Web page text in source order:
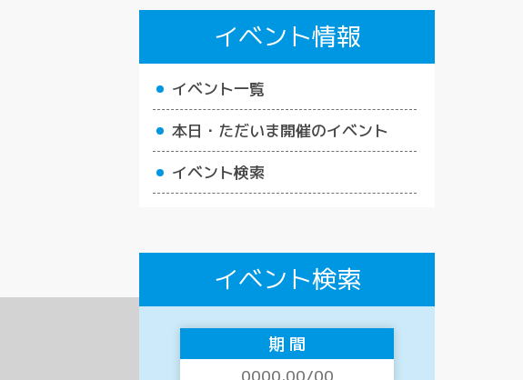
イベント情報
イベント一覧
本日・ただいま開催のイベント
イベント検索
イベント検索
期 間